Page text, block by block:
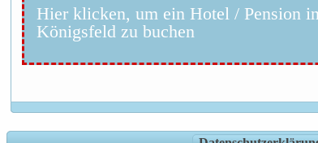
Hier klicken, um ein Hotel / Pension
Königsfeld zu buchen